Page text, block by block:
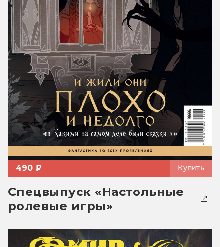
490 ₽ Купить
Спецвыпуск «Настольные
ролевые игры»